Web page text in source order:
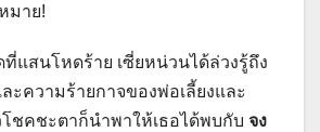
มาย!
ที่แสนโหดร้าย เซี่ยหน่วนได้ล่วงรู้ถึง
ะความร้ายกาจของพ่อเลี้ยงและ
ชคชะตาก็นำพาให้เธอได้พบกับ จง